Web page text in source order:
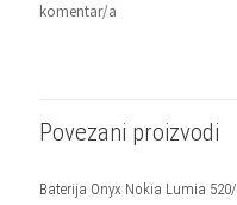
komentar/a
Povezani proizvodi
Baterija Onyx Nokia Lumia